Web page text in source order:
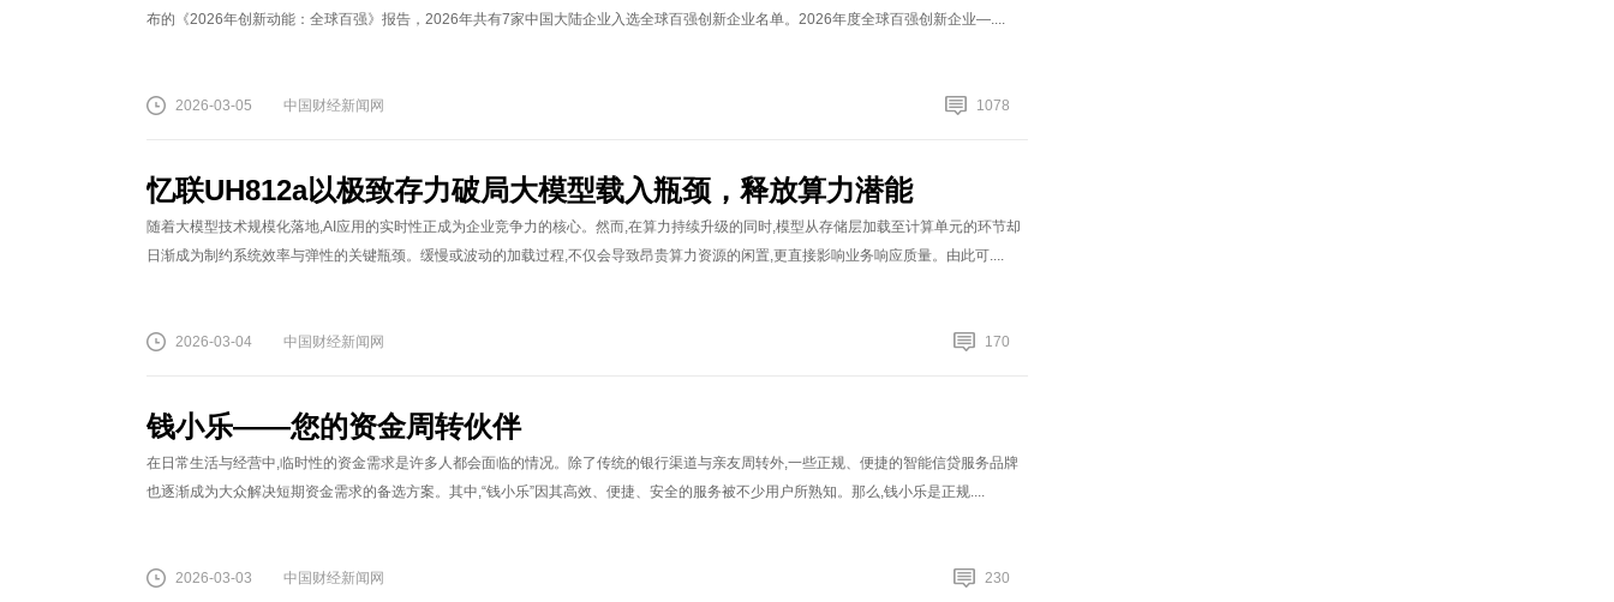
布的《2026年创新动能：全球百强》报告，2026年共有7家中国大陆企业入选全球百强创新企业名单。2026年度全球百强创新企业—....
1078
2026-03-05 中国财经新闻网
忆联UH812a以极致存力破局大模型载入瓶颈，释放算力潜能
随着大模型技术规模化落地,AI应用的实时性正成为企业竞争力的核心。然而,在算力持续升级的同时,模型从存储层加载至计算单元的环节却
日渐成为制约系统效率与弹性的关键瓶颈。缓慢或波动的加载过程,不仅会导致昂贵算力资源的闲置,更直接影响业务响应质量。由此可....
170
2026-03-04 中国财经新闻网
钱小乐——您的资金周转伙伴
在日常生活与经营中,临时性的资金需求是许多人都会面临的情况。除了传统的银行渠道与亲友周转外,一些正规、便捷的智能信贷服务品牌
也逐渐成为大众解决短期资金需求的备选方案。其中,“钱小乐”因其高效、便捷、安全的服务被不少用户所熟知。那么,钱小乐是正规....
230
2026-03-03 中国财经新闻网